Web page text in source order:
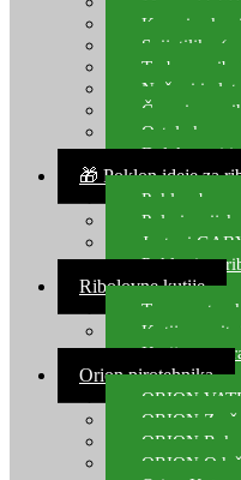
Kape i
Svijetiljke
Torbe za
Noževi i alat
Čamci za
Ostala kamp
Dalekozori i
🎁 Poklon ideje za
Poklon bon
Jastuci
Pokloni za
Ribolovne kutije
Transportne
Kutije za
Kutije za
Orion pirotehnika
ORION
ORION
ORION
ORION